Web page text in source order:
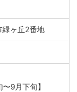
ヶ丘2番地
9月下旬】